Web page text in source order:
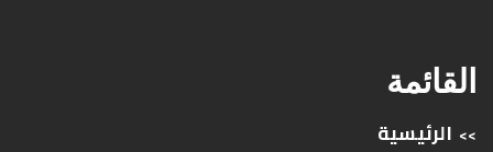
القائمة
>> الرئيسية